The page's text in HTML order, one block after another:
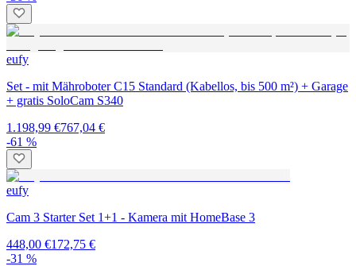
eufy
Set - mit Mähroboter C15 Standard (Kabellos, bis 500 m²) + Garage
+ gratis SoloCam S340
1.198,99 €767,04 €
-61 %
eufy
Cam 3 Starter Set 1+1 - Kamera mit HomeBase 3
448,00 €172,75 €
-31 %